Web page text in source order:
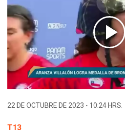
22 DE OCTUBRE DE 2023 - 10:24 HRS.
T13